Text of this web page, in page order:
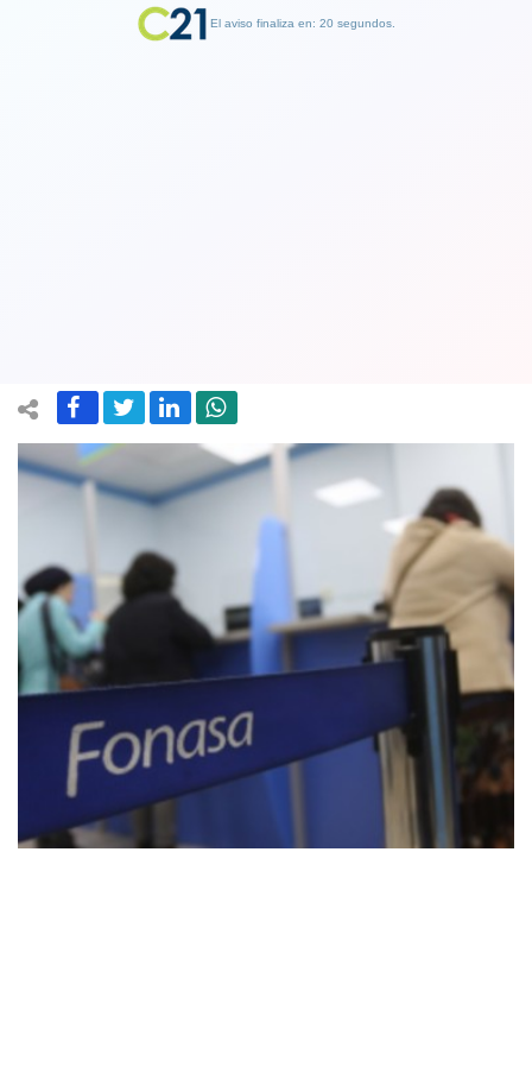
El aviso finaliza en: 19 segundos.